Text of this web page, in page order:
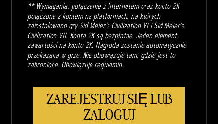
** Wymagania: połączenie z Internetem oraz konto 2K
połączone z kontem na platformach, na których
zainstalowano gry Sid Meier's Civilization VI i Sid Meier's
Civilization VII. Konta 2K są bezpłatne. Jeden element
zawartości na konto 2K. Nagroda zostanie automatycznie
przekazana w grze. Nie obowiązuje tam, gdzie jest to
zabronione. Obowiązuje regulamin.
ZAREJESTRUJ SIĘ LUB
ZALOGUJ